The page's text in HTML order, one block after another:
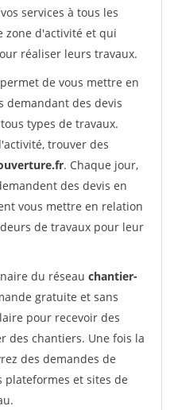
services à tous les
zone d'activité et qui
réaliser leurs travaux.
de vous mettre en
demandant des devis
types de travaux.
trouver des
. Chaque jour,
des devis en
vous mettre en relation
de travaux pour leur
du réseau chantier-
gratuite et sans
pour recevoir des
des chantiers. Une fois la
des demandes de
plateformes et sites de